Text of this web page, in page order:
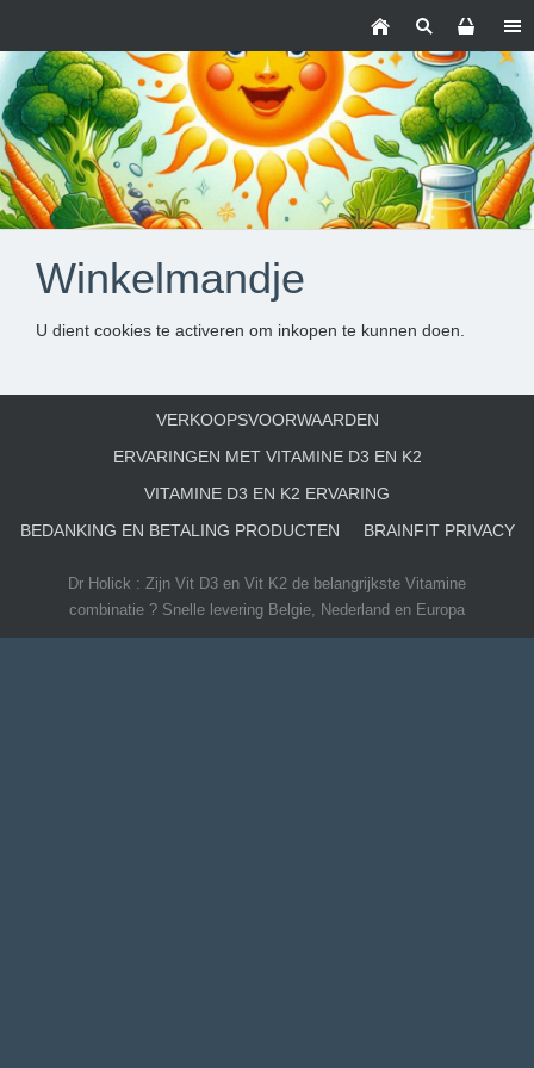
Winkelmandje
U dient cookies te activeren om inkopen te kunnen doen.
VERKOOPSVOORWAARDEN
ERVARINGEN MET VITAMINE D3 EN K2
VITAMINE D3 EN K2 ERVARING
BEDANKING EN BETALING PRODUCTEN
BRAINFIT PRIVACY
Dr Holick : Zijn Vit D3 en Vit K2 de belangrijkste Vitamine
combinatie ? Snelle levering Belgie, Nederland en Europa